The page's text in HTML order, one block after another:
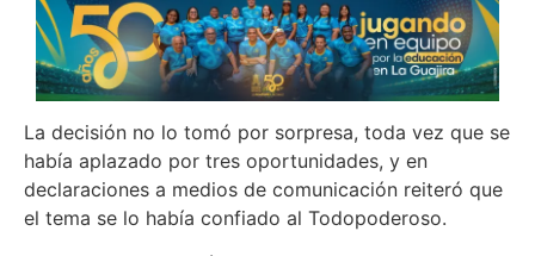
La decisión no lo tomó por sorpresa, toda vez que se
había aplazado por tres oportunidades, y en
declaraciones a medios de comunicación reiteró que
el tema se lo había confiado al Todopoderoso.